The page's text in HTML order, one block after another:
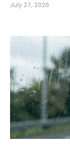
July 27, 2026